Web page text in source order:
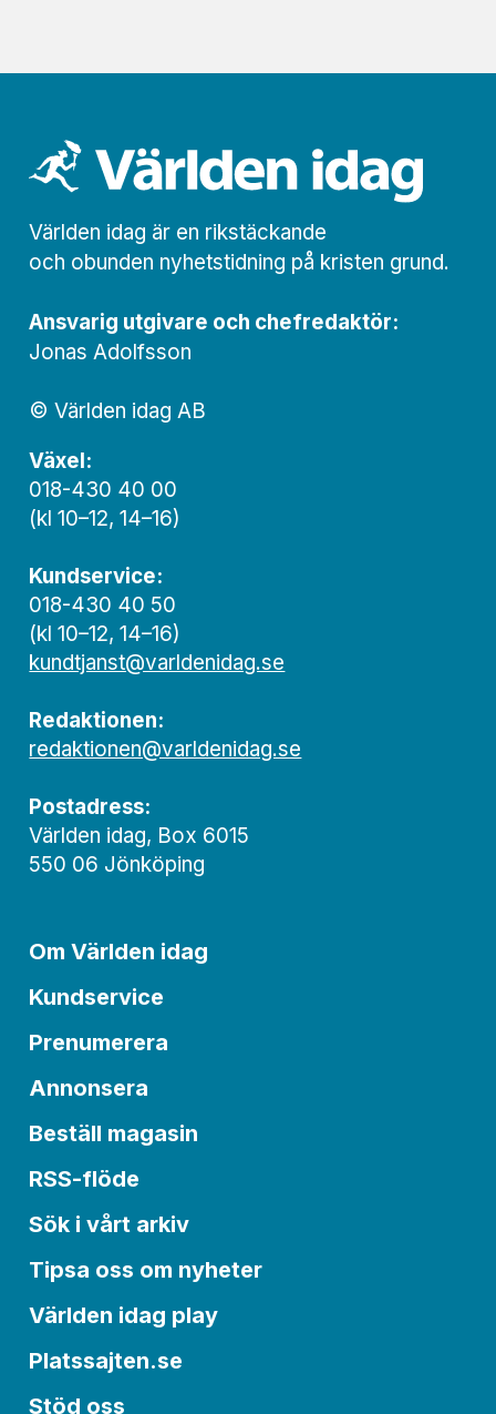
Världen idag är en rikstäckande
och obunden nyhets­­­tidning på kristen grund.
Ansvarig utgivare och chef­redaktör:
Jonas Adolfsson
© Världen idag AB
Växel:
018-430 40 00
(kl 10–12, 14–16)
Kundservice:
018-430 40 50
(kl 10–12, 14–16)
kundtjanst@varldenidag.se
Redaktionen:
redaktionen@varldenidag.se
Postadress:
Världen idag, Box 6015
550 06 Jönköping
Om Världen idag
Kundservice
Prenumerera
Annonsera
Beställ magasin
RSS-flöde
Sök i vårt arkiv
Tipsa oss om nyheter
Världen idag play
Platssajten.se
Stöd oss